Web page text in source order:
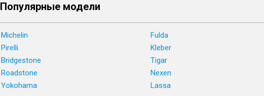
Популярные модели
Michelin
Fulda
Pirelli
Kleber
Bridgestone
Tigar
Roadstone
Nexen
Yokohama Lassa